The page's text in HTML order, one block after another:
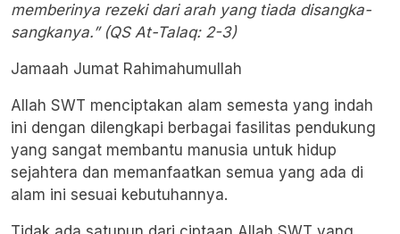
memberinya rezeki dari arah yang tiada disangka-
sangkanya.” (QS At-Talaq: 2-3)
Jamaah Jumat Rahimahumullah
Allah SWT menciptakan alam semesta yang indah
ini dengan dilengkapi berbagai fasilitas pendukung
yang sangat membantu manusia untuk hidup
sejahtera dan memanfaatkan semua yang ada di
alam ini sesuai kebutuhannya.